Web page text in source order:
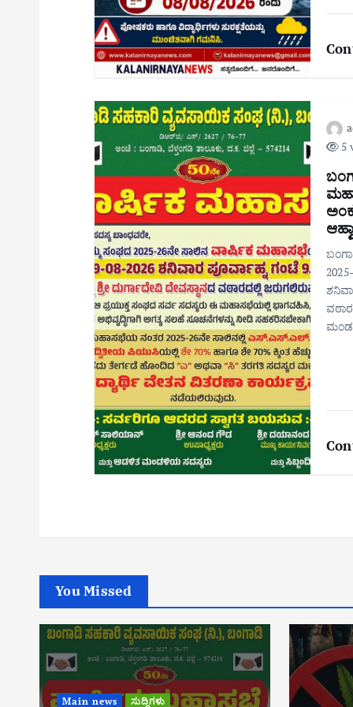
5
You Missed
Main news ಸುದ್ದಿಗಳು